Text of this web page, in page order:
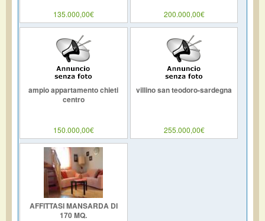
135.000,00€ 200.000,00€
ampio appartamento chieti
centro
150.000,00€
villino san teodoro-sardegna
255.000,00€
AFFITTASI MANSARDA DI
170 MQ.